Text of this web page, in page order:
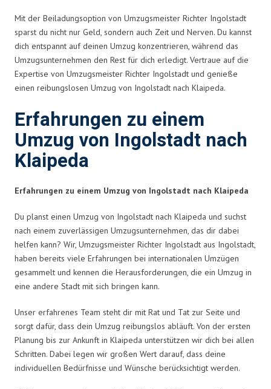
Mit der Beiladungsoption von Umzugsmeister Richter Ingolstadt
sparst du nicht nur Geld, sondern auch Zeit und Nerven. Du kannst
dich entspannt auf deinen Umzug konzentrieren, während das
Umzugsunternehmen den Rest für dich erledigt. Vertraue auf die
Expertise von Umzugsmeister Richter Ingolstadt und genieße
einen reibungslosen Umzug von Ingolstadt nach Klaipeda.
Erfahrungen zu einem
Umzug von Ingolstadt nach
Klaipeda
Erfahrungen zu einem Umzug von Ingolstadt nach Klaipeda
Du planst einen Umzug von Ingolstadt nach Klaipeda und suchst
nach einem zuverlässigen Umzugsunternehmen, das dir dabei
helfen kann? Wir, Umzugsmeister Richter Ingolstadt aus Ingolstadt,
haben bereits viele Erfahrungen bei internationalen Umzügen
gesammelt und kennen die Herausforderungen, die ein Umzug in
eine andere Stadt mit sich bringen kann.
Unser erfahrenes Team steht dir mit Rat und Tat zur Seite und
sorgt dafür, dass dein Umzug reibungslos abläuft. Von der ersten
Planung bis zur Ankunft in Klaipeda unterstützen wir dich bei allen
Schritten. Dabei legen wir großen Wert darauf, dass deine
individuellen Bedürfnisse und Wünsche berücksichtigt werden.